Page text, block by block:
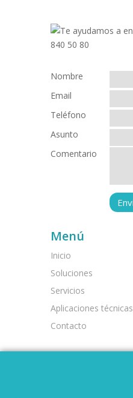
Nombre
Email
Teléfono
Asunto
Comentario
Menú
Inicio
Soluciones
Servicios
Aplicaciones técnicas
Contacto